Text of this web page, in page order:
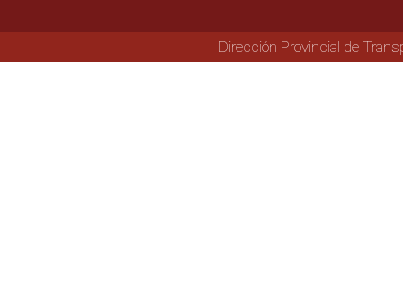
Dirección Provincial de